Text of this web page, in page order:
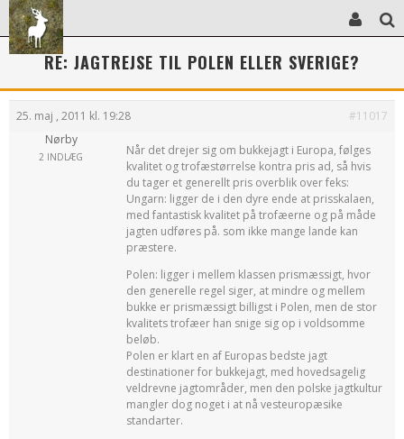
RE: JAGTREJSE TIL POLEN ELLER SVERIGE?
25. maj , 2011 kl. 19:28
#11017
Nørby
2 INDLÆG
Når det drejer sig om bukkejagt i Europa, følges
kvalitet og trofæstørrelse kontra pris ad, så hvis
du tager et generellt pris overblik over feks:
Ungarn: ligger de i den dyre ende at prisskalaen,
med fantastisk kvalitet på trofæerne og på måde
jagten udføres på. som ikke mange lande kan
præstere.
Polen: ligger i mellem klassen prismæssigt, hvor
den generelle regel siger, at mindre og mellem
bukke er prismæssigt billigst i Polen, men de stor
kvalitets trofæer han snige sig op i voldsomme
beløb.
Polen er klart en af Europas bedste jagt
destinationer for bukkejagt, med hovedsagelig
veldrevne jagtområder, men den polske jagtkultur
mangler dog noget i at nå vesteuropæsike
standarter.